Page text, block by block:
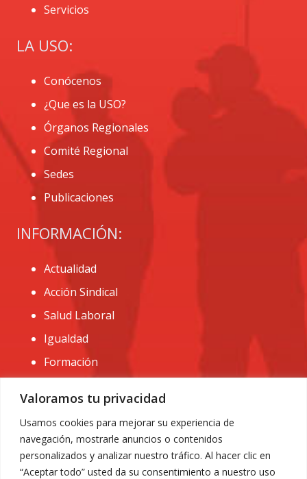
Valoramos tu privacidad
Usamos cookies para mejorar su experiencia de
navegación, mostrarle anuncios o contenidos
personalizados y analizar nuestro tráfico. Al hacer clic en
“Aceptar todo” usted da su consentimiento a nuestro uso
Servicios
LA USO:
Conócenos
¿Que es la USO?
Órganos Regionales
Comité Regional
Sedes
Publicaciones
INFORMACIÓN:
Actualidad
Acción Sindical
Salud Laboral
Igualdad
Formación
CONTACTO:
administracion@usomurcia.org
968 25 01 20
C/ Huerto de las bombas nº6. 30009 Murcia